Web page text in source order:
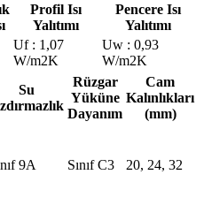
Profil Isı
Yalıtımı
Pencere Isı
Yalıtımı
Uf : 1,07
W/m2K
Uw : 0,93
W/m2K
Su
Rüzgar
Yüküne
Dayanım
Cam
Kalınlıkları
(mm)
9A Sınıf C3 20, 24, 32